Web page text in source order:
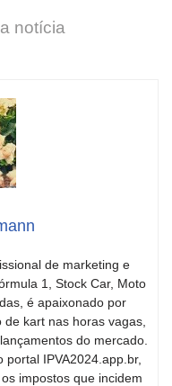
notícia
de marketing e
1, Stock Car, Moto
é apaixonado por
kart nas horas vagas,
do mercado.
IPVA2024.app.br,
impostos que incidem